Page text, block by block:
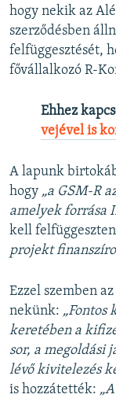
hogy nekik az
szerződésben
felfüggesztését,
fővállalkozó R-
Ehhez
vejével is
A lapunk
hogy „a GSM-R
amelyek forrása
kell
projekt
Ezzel szemben
nekünk: „Fontos
keretében a
sor, a megoldási
lévő kivitelezés
is hozzátették: